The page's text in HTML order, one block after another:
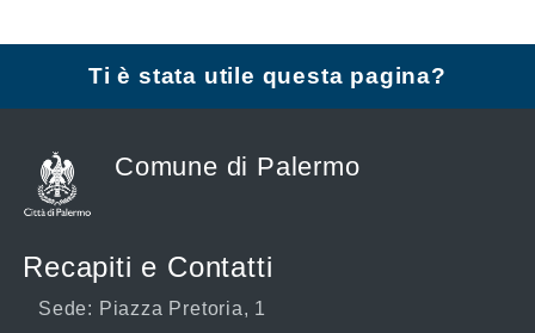
Ti è stata utile questa pagina?
Comune di Palermo
Recapiti e Contatti
Sede: Piazza Pretoria, 1